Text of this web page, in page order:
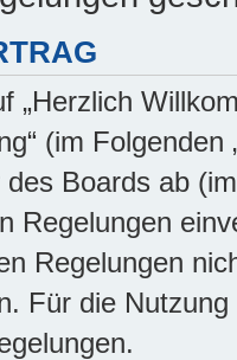
„Herzlich
(im
Boards ab
Regelungen
Regelungen
Für die